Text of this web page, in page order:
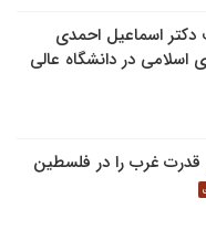
اسماعیل احمدی
در دانشگاه عالی
قدرت غرب را در فلسطین